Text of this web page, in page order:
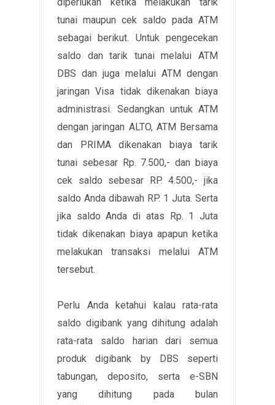
tunai maupun cek saldo pada ATM
sebagai berikut. Untuk pengecekan
saldo dan tarik tunai melalui ATM
DBS dan juga melalui ATM dengan
jaringan Visa tidak dikenakan biaya
administrasi. Sedangkan untuk ATM
dengan jaringan ALTO, ATM Bersama
dan PRIMA dikenakan biaya tarik
tunai sebesar Rp. 7.500,- dan biaya
cek saldo sebesar RP. 4.500,- jika
saldo Anda dibawah RP. 1 Juta. Serta
jika saldo Anda di atas Rp. 1 Juta
tidak dikenakan biaya apapun ketika
melakukan transaksi melalui ATM
tersebut.
Perlu Anda ketahui kalau rata-rata
saldo digibank yang dihitung adalah
rata-rata saldo harian dari semua
produk digibank by DBS seperti
tabungan, deposito, serta e-SBN
yang dihitung pada bulan